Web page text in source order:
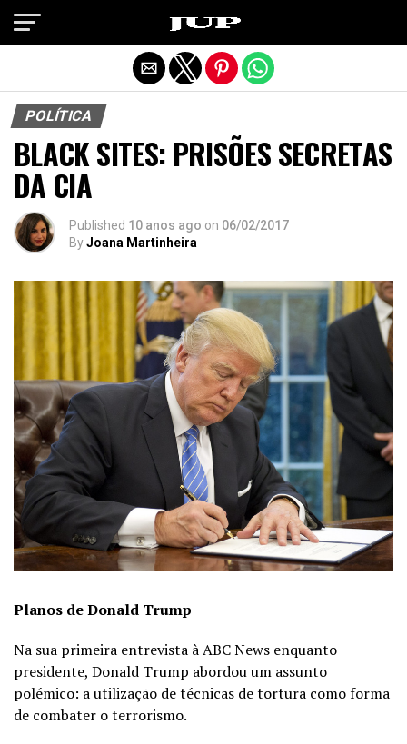
POLÍTICA
BLACK SITES: PRISÕES SECRETAS
DA CIA
Published 10 anos ago on 06/02/2017
ByJoana Martinheira
Planos de Donald Trump
Na sua primeira entrevista à ABC News enquanto
presidente, Donald Trump abordou um assunto
polémico: a utilização de técnicas de tortura como forma
de combater o terrorismo.
Exit mobile version